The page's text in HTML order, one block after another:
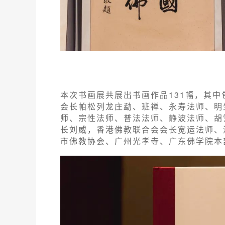
本次书画展共展出书画作品131幅，其
会长帕松列龙庄勐、班禅、永寿法师、
师、宗性法师、普法法师、静波法师、
长刘威，香港佛教联合会会长宽运法师
市佛教协会、广州光孝寺、广东佛学院